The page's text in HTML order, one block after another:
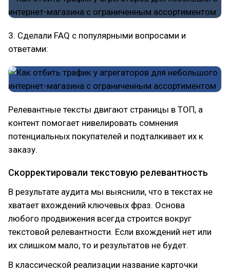
3. Сделали FAQ с популярными вопросами и
ответами:
Релевантные тексты двигают страницы в ТОП, а
контент помогает нивелировать сомнения
потенциальных покупателей и подталкивает их к
заказу.
Скорректировали текстовую релевантность
В результате аудита мы выяснили, что в текстах не
хватает вхождений ключевых фраз. Основа
любого продвижения всегда строится вокруг
текстовой релевантности. Если вхождений нет или
их слишком мало, то и результатов не будет.
В классической реализации название карточки